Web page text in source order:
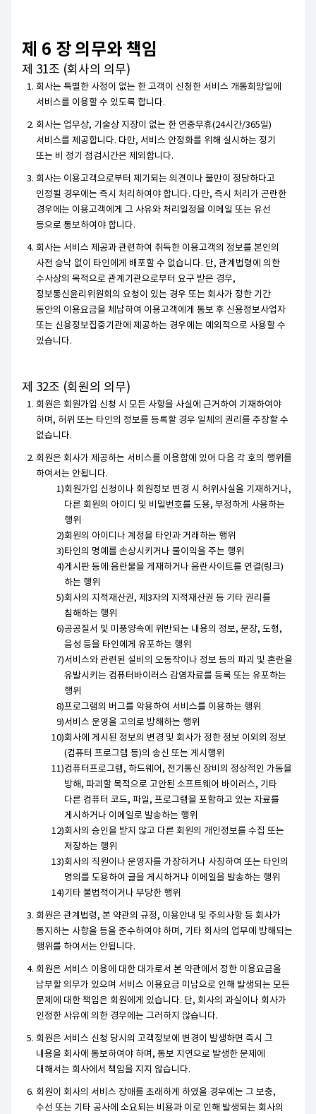
제 6 장 의무와 책임
제 31조 (회사의 의무)
회사는 특별한 사정이 없는 한 고객이 신청한 서비스 개통희망일에
서비스를 이용할 수 있도록 합니다.
회사는 업무상, 기술상 지장이 없는 한 연중무휴(24시간/365일)
서비스를 제공합니다. 다만, 서비스 안정화를 위해 실시하는 정기
또는 비 정기 점검시간은 제외합니다.
회사는 이용고객으로부터 제기되는 의견이나 불만이 정당하다고
인정될 경우에는 즉시 처리하여야 합니다. 다만, 즉시 처리가 곤란한
경우에는 이용고객에게 그 사유와 처리일정을 이메일 또는 유선
등으로 통보하여야 합니다.
회사는 서비스 제공과 관련하여 취득한 이용고객의 정보를 본인의
사전 승낙 없이 타인에게 배포할 수 없습니다. 단, 관계법령에 의한
수사상의 목적으로 관계기관으로부터 요구 받은 경우,
정보통신윤리위원회의 요청이 있는 경우 또는 회사가 정한 기간
동안의 이용요금을 체납하여 이용고객에게 통보 후 신용정보사업자
또는 신용정보집중기관에 제공하는 경우에는 예외적으로 사용할 수
있습니다.
제 32조 (회원의 의무)
회원은 회원가입 신청 시 모든 사항을 사실에 근거하여 기재하여야
하며, 허위 또는 타인의 정보를 등록할 경우 일체의 권리를 주장할 수
없습니다.
회원은 회사가 제공하는 서비스를 이용함에 있어 다음 각 호의 행위를
하여서는 안됩니다.
회원가입 신청이나 회원정보 변경 시 허위사실을 기재하거나,
다른 회원의 아이디 및 비밀번호를 도용, 부정하게 사용하는
행위
회원의 아이디나 계정을 타인과 거래하는 행위
타인의 명예를 손상시키거나 불이익을 주는 행위
게시판 등에 음란물을 게재하거나 음란사이트를 연결(링크)
하는 행위
회사의 지적재산권, 제3자의 지적재산권 등 기타 권리를
침해하는 행위
공공질서 및 미풍양속에 위반되는 내용의 정보, 문장, 도형,
음성 등을 타인에게 유포하는 행위
서비스와 관련된 설비의 오동작이나 정보 등의 파괴 및 혼란을
유발시키는 컴퓨터바이러스 감염자료를 등록 또는 유포하는
행위
프로그램의 버그를 악용하여 서비스를 이용하는 행위
서비스 운영을 고의로 방해하는 행위
회사에 게시된 정보의 변경 및 회사가 정한 정보 이외의 정보
(컴퓨터 프로그램 등)의 송신 또는 게시행위
컴퓨터프로그램, 하드웨어, 전기통신 장비의 정상적인 가동을
방해, 파괴할 목적으로 고안된 소프트웨어 바이러스, 기타
다른 컴퓨터 코드, 파일, 프로그램을 포함하고 있는 자료를
게시하거나 이메일로 발송하는 행위
회사의 승인을 받지 않고 다른 회원의 개인정보를 수집 또는
저장하는 행위
회사의 직원이나 운영자를 가장하거나 사칭하여 또는 타인의
명의를 도용하여 글을 게시하거나 이메일을 발송하는 행위
기타 불법적이거나 부당한 행위
회원은 관계법령, 본 약관의 규정, 이용안내 및 주의사항 등 회사가
통지하는 사항을 등을 준수하여야 하며, 기타 회사의 업무에 방해되는
행위를 하여서는 안됩니다.
회원은 서비스 이용에 대한 대가로서 본 약관에서 정한 이용요금을
납부할 의무가 있으며 서비스 이용요금 미납으로 인해 발생되는 모든
문제에 대한 책임은 회원에게 있습니다. 단, 회사의 과실이나 회사가
인정한 사유에 의한 경우에는 그러하지 않습니다.
회원은 서비스 신청 당시의 고객정보에 변경이 발생하면 즉시 그
내용을 회사에 통보하여야 하며, 통보 지연으로 발생한 문제에
대해서는 회사에서 책임을 지지 않습니다.
회원이 회사의 서비스 장애를 초래하게 하였을 경우에는 그 보충,
수선 또는 기타 공사에 소요되는 비용과 이로 인해 발생되는 회사의